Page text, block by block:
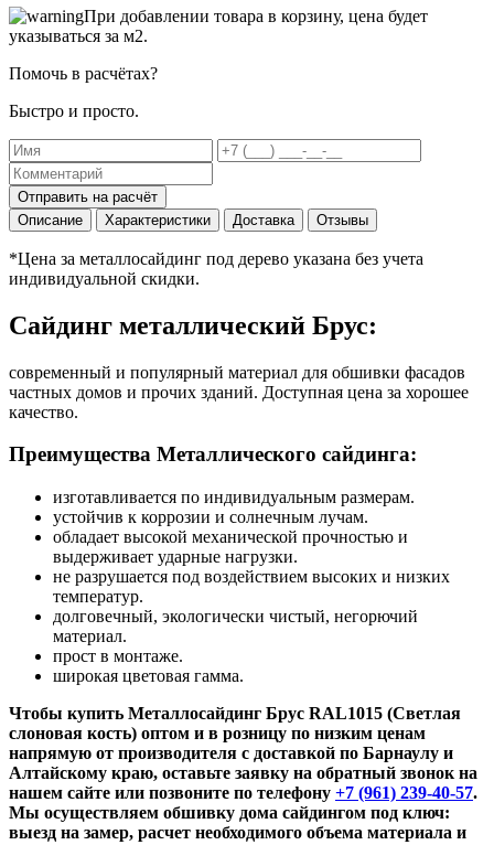
При добавлении товара в корзину, цена будет
указываться за м2.
Помочь в расчётах?
Быстро и просто.
Отправить на расчёт
Описание
Характеристики Доставка Отзывы
*Цена за металлосайдинг под дерево указана без учета
индивидуальной скидки.
Сайдинг металлический Брус:
современный и популярный материал для обшивки фасадов
частных домов и прочих зданий. Доступная цена за хорошее
качество.
Преимущества Металлического сайдинга:
изготавливается по индивидуальным размерам.
устойчив к коррозии и солнечным лучам.
обладает высокой механической прочностью и
выдерживает ударные нагрузки.
не разрушается под воздействием высоких и низких
температур.
долговечный, экологически чистый, негорючий
материал.
прост в монтаже.
широкая цветовая гамма.
Чтобы купить Металлосайдинг Брус RAL1015 (Светлая
слоновая кость) оптом и в розницу по низким ценам
напрямую от производителя с доставкой по Барнаулу и
Алтайскому краю, оставьте заявку на обратный звонок на
нашем сайте или позвоните по телефону +7 (961) 239-40-57.
Мы осуществляем обшивку дома сайдингом под ключ:
выезд на замер, расчет необходимого объема материала и